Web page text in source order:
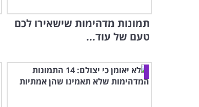
תמונות מדהימות שישאירו לכם
טעם של עוד...